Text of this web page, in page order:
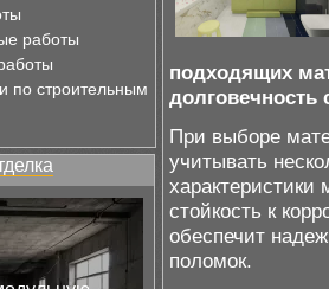
работы
по строительным
подходящих
долговечность
При выборе
учитывать
характеристики
стойкость к
обеспечит
поломок.